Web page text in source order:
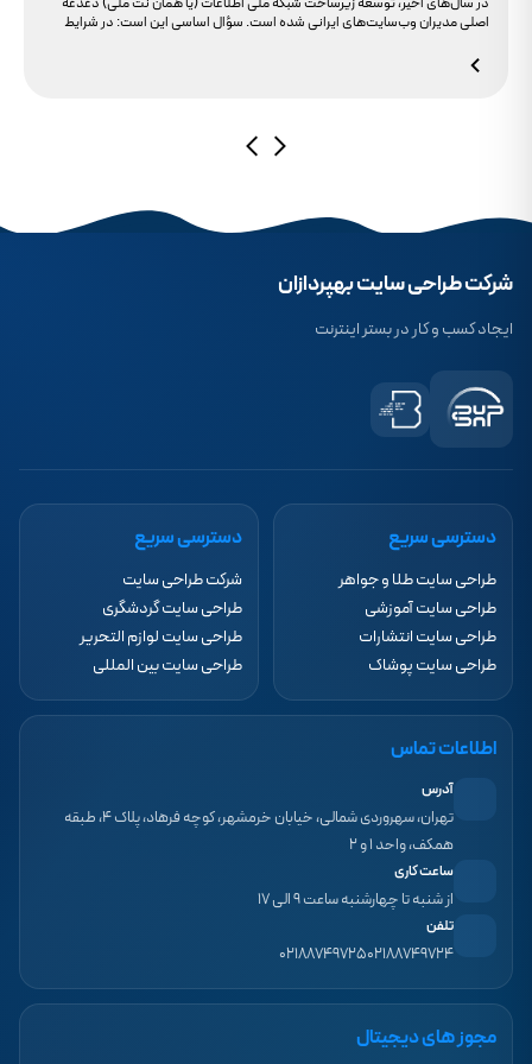
اصلی مدیران وب‌سایت‌های ایرانی شده است. سؤال اساسی این است: در شرایط
شرکت طراحی سایت بهپردازان
ایجاد کسب و کار در بستر اینترنت
دسترسی سریع
طراحی سایت طلا و جواهر
طراحی سایت آموزشی
طراحی سایت انتشارات
طراحی سایت پوشاک
دسترسی سریع
شرکت طراحی سایت
طراحی سایت گردشگری
طراحی سایت لوازم التحریر
طراحی سایت بین المللی
اطلاعات تماس
آدرس
تهران، سهروردی شمالی، خیابان خرمشهر، کوچه فرهاد، پلاک ۴، طبقه
همکف، واحد ۱ و ۲
ساعت کاری
از شنبه تا چهارشنبه ساعت ۹ الی ۱۷
تلفن
۰۲۱۸۸۷۴۹۷۲۴۰۲۱۸۸۷۴۹۷۲۵
مجوز های دیجیتال